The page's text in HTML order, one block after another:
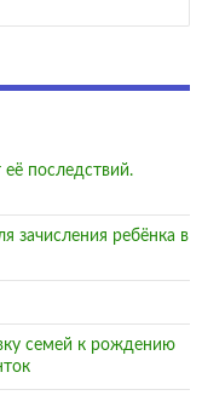
её последствий.
зачисления ребёнка в
семей к рождению